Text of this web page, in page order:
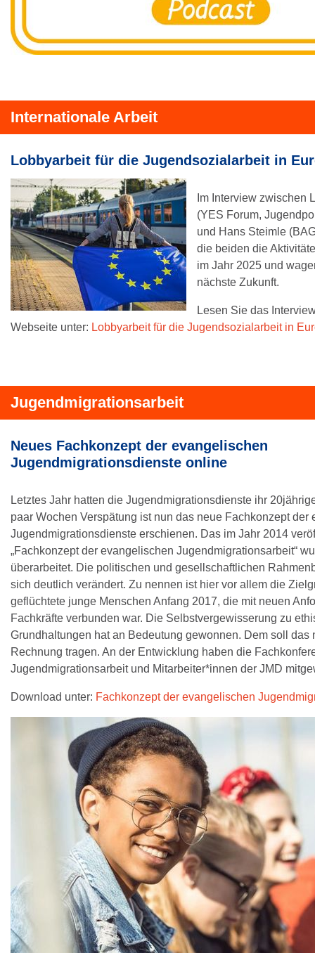
Internationale Arbeit
Lobbyarbeit für die Jugendsozialarbeit in
Im Interview zwischen
(YES Forum,
und Hans Steimle
die beiden die
im Jahr 2025 und
nächste Zukunft.
Lesen Sie das
Webseite unter: Lobbyarbeit für die Jugendsozialarbeit in
Jugendmigrationsarbeit
Neues Fachkonzept der evangelischen
Jugendmigrationsdienste online
Letztes Jahr hatten die Jugendmigrationsdienste ihr
paar Wochen Verspätung ist nun das neue Fachkonzept der
Jugendmigrationsdienste erschienen. Das im Jahr 2014
„Fachkonzept der evangelischen Jugendmigrationsarbeit“
überarbeitet. Die politischen und gesellschaftlichen
sich deutlich verändert. Zu nennen ist hier vor allem die
geflüchtete junge Menschen Anfang 2017, die mit neuen
Fachkräfte verbunden war. Die Selbstvergewisserung zu
Grundhaltungen hat an Bedeutung gewonnen. Dem soll das
Rechnung tragen. An der Entwicklung haben die
Jugendmigrationsarbeit und Mitarbeiter*innen der JMD
Download unter: Fachkonzept der evangelischen